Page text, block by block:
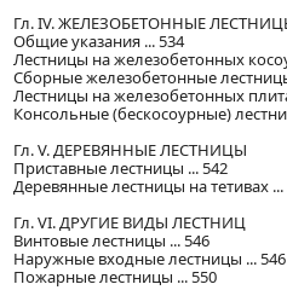
Гл. IV. ЖЕЛЕЗОБЕТОННЫЕ
Общие указания ... 534
Лестницы на железобетонных
Сборные железобетонные
Лестницы на железобетонных
Консольные (бескосоурные)
Гл. V. ДЕРЕВЯННЫЕ ЛЕСТНИЦЫ
Приставные лестницы ... 542
Деревянные лестницы на тетивах ...
Гл. VI. ДРУГИЕ ВИДЫ ЛЕСТНИЦ
Винтовые лестницы ... 546
Наружные входные лестницы ... 546
Пожарные лестницы ... 550